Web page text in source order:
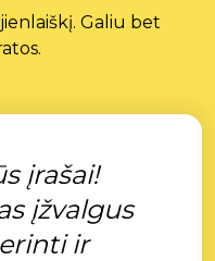
Galiu bet
įrašai!
įžvalgus
ir